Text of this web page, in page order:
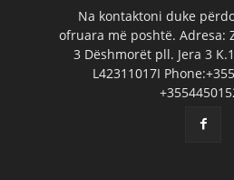
Na kontaktoni duke
ofruara më poshtë. Adresa:
3 Dëshmorët pll. Jera 3
L42311017I